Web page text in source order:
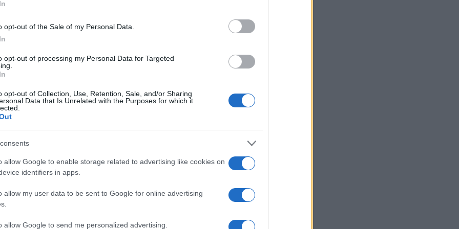
opt-out of the Sale of my Personal Data.
opt-out of processing my Personal Data for Targeted
opt-out of Collection, Use, Retention, Sale, and/or Sharing
Data that Is Unrelated with the Purposes for which it
allow Google to enable storage related to advertising like cookies on
identifiers in apps.
allow my user data to be sent to Google for online advertising
allow Google to send me personalized advertising.
«Μου πέρασαν χειροπέδες, ένιωθα ο χειρότερος εγκληματίας»